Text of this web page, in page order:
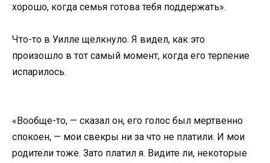
хорошо, когда семья готова тебя поддержать».
Что-то в Уилле щелкнуло. Я видел, как это
произошло в тот самый момент, когда его терпение
испарилось.
«Вообще-то, — сказал он, его голос был мертвенно
спокоен, — мои свекры ни за что не платили. И мои
родители тоже. Зато платил я. Видите ли, некоторые